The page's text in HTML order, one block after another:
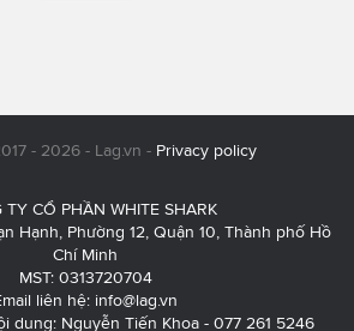
- 2026 - Lag.vn - Privacy policy
TY CỔ PHẦN WHITE SHARK
Hạnh, Phường 12, Quận 10, Thành phố Hồ
Chí Minh
MST: 0313720704
liên hệ: info@lag.vn
dung: Nguyễn Tiến Khoa - 077 261 5246